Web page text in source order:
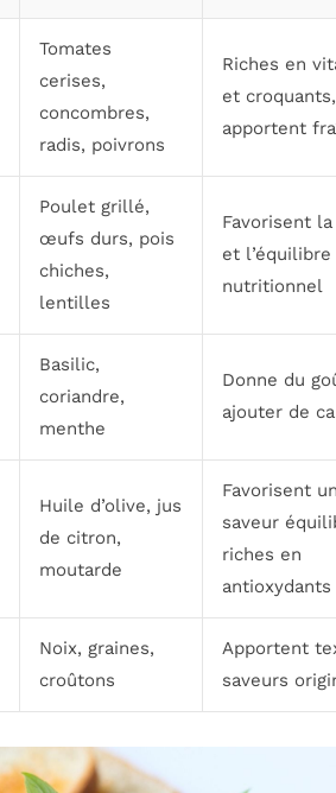
Tomates
cerises,
concombres,
radis, poivrons
Riches en
et croquants,
apportent
Poulet grillé,
œufs durs, pois
chiches,
lentilles
Favorisent
et l’équilibre
nutritionnel
Basilic,
coriandre,
menthe
Donne du
ajouter de
Huile d’olive, jus
de citron,
moutarde
Favorisent
saveur
riches en
antioxydants
Noix, graines,
croûtons
Apportent
saveurs